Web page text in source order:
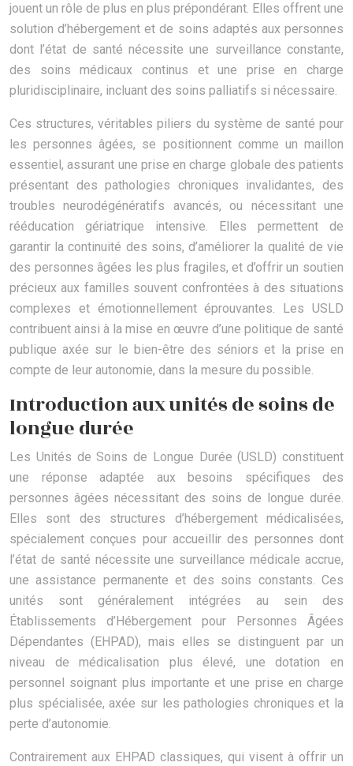
jouent un rôle de plus en plus prépondérant. Elles offrent une
solution d’hébergement et de soins adaptés aux personnes
dont l’état de santé nécessite une surveillance constante,
des soins médicaux continus et une prise en charge
pluridisciplinaire, incluant des soins palliatifs si nécessaire.
Ces structures, véritables piliers du système de santé pour
les personnes âgées, se positionnent comme un maillon
essentiel, assurant une prise en charge globale des patients
présentant des pathologies chroniques invalidantes, des
troubles neurodégénératifs avancés, ou nécessitant une
rééducation gériatrique intensive. Elles permettent de
garantir la continuité des soins, d’améliorer la qualité de vie
des personnes âgées les plus fragiles, et d’offrir un soutien
précieux aux familles souvent confrontées à des situations
complexes et émotionnellement éprouvantes. Les USLD
contribuent ainsi à la mise en œuvre d’une politique de santé
publique axée sur le bien-être des séniors et la prise en
compte de leur autonomie, dans la mesure du possible.
Introduction aux unités de soins de
longue durée
Les Unités de Soins de Longue Durée (USLD) constituent
une réponse adaptée aux besoins spécifiques des
personnes âgées nécessitant des soins de longue durée.
Elles sont des structures d’hébergement médicalisées,
spécialement conçues pour accueillir des personnes dont
l’état de santé nécessite une surveillance médicale accrue,
une assistance permanente et des soins constants. Ces
unités sont généralement intégrées au sein des
Établissements d’Hébergement pour Personnes Âgées
Dépendantes (EHPAD), mais elles se distinguent par un
niveau de médicalisation plus élevé, une dotation en
personnel soignant plus importante et une prise en charge
plus spécialisée, axée sur les pathologies chroniques et la
perte d’autonomie.
Contrairement aux EHPAD classiques, qui visent à offrir un